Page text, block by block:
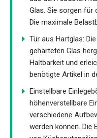
Glas. Sie sorgen für
Die maximale
Tür aus Hartglas:
gehärteten Glas
Haltbarkeit und
benötigte Artikel in
Einstellbare
höhenverstellbare
verschiedene
werden können. Die